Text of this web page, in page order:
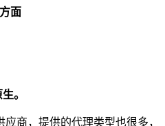
面
。
商，提供的代理类型也很多，